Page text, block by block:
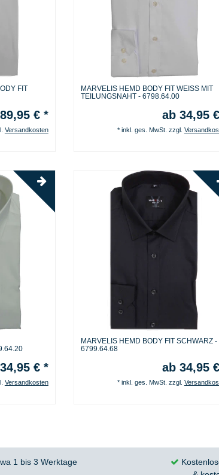
FIT
€ *
Versandkosten
MARVELIS HEMD BODY FIT WEISS MIT
TEILUNGSNAHT - 6798.64.00
ab 34,95
* inkl. ges. MwSt. zzgl.
€ *
Versandkosten
MARVELIS HEMD BODY FIT SCHWARZ -
6799.64.68
ab 34,95
* inkl. ges. MwSt. zzgl.
1 bis 3 Werktage